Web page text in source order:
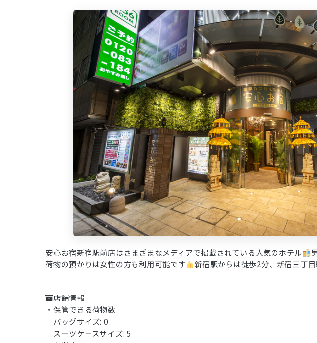
安心お宿新宿駅前店はさまざまなメディアで掲載されている人気のホテル
荷物の預かりは女性の方も利用可能です
新宿駅からは徒歩2分、新宿三丁
店舗情報
・保管できる荷物数
バッグサイズ: 0
スーツケースサイズ: 5